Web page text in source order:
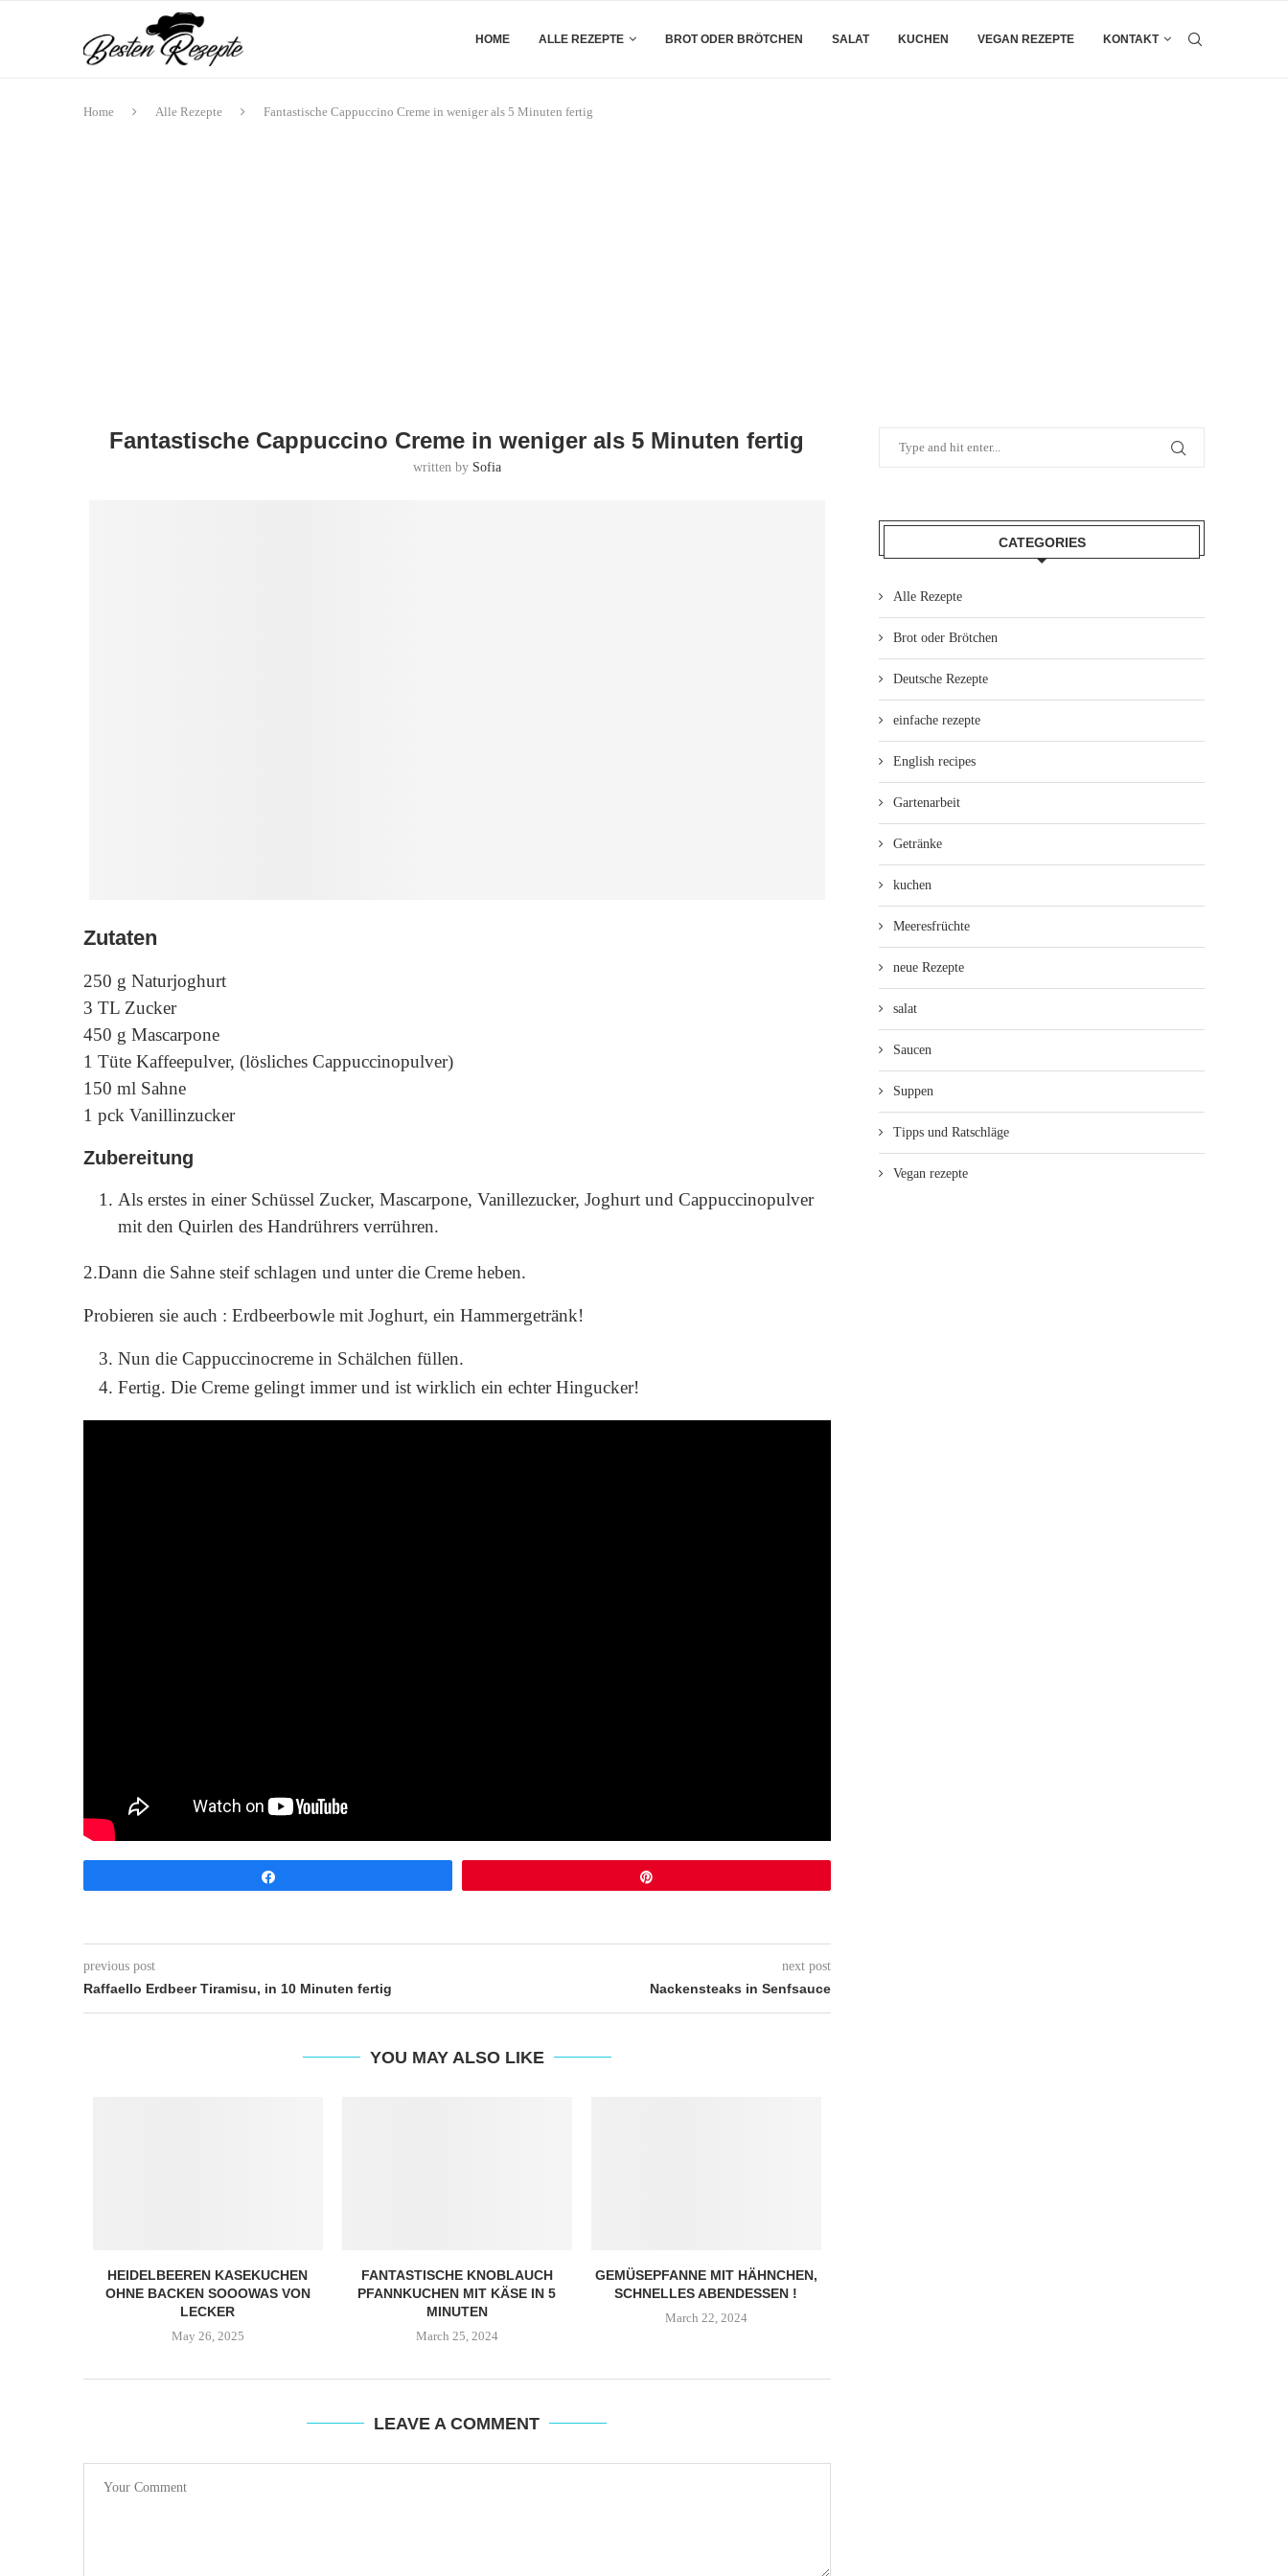
HOME ALLE REZEPTE BROT ODER BRÖTCHEN SALAT KUCHEN VEGAN REZEPTE KONTAKT
Home Alle Rezepte Fantastische Cappuccino Creme in weniger als 5 Minuten fertig
Fantastische Cappuccino Creme in weniger als 5 Minuten fertig
written by Sofia
Zutaten
250 g Naturjoghurt
3 TL Zucker
450 g Mascarpone
1 Tüte Kaffeepulver, (lösliches Cappuccinopulver)
150 ml Sahne
1 pck Vanillinzucker
Zubereitung
Als erstes in einer Schüssel Zucker, Mascarpone, Vanillezucker, Joghurt und Cappuccinopulver
mit den Quirlen des Handrührers verrühren.
2.Dann die Sahne steif schlagen und unter die Creme heben.
Probieren sie auch : Erdbeerbowle mit Joghurt, ein Hammergetränk!
Nun die Cappuccinocreme in Schälchen füllen.
Fertig. Die Creme gelingt immer und ist wirklich ein echter Hingucker!
previous post
Raffaello Erdbeer Tiramisu, in 10 Minuten fertig
next post
Nackensteaks in Senfsauce
YOU MAY ALSO LIKE
HEIDELBEEREN KASEKUCHEN
OHNE BACKEN SOOOWAS VON
LECKER
May 26, 2025
FANTASTISCHE KNOBLAUCH
PFANNKUCHEN MIT KÄSE IN 5
MINUTEN
March 25, 2024
GEMÜSEPFANNE MIT HÄHNCHEN,
SCHNELLES ABENDESSEN !
March 22, 2024
LEAVE A COMMENT
CATEGORIES
Alle Rezepte
Brot oder Brötchen
Deutsche Rezepte
einfache rezepte
English recipes
Gartenarbeit
Getränke
kuchen
Meeresfrüchte
neue Rezepte
salat
Saucen
Suppen
Tipps und Ratschläge
Vegan rezepte